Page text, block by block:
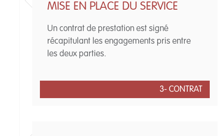
MISE EN PLACE DU SERVICE
Un contrat de prestation est signé
récapitulant les engagements pris entre
les deux parties.
3- CONTRAT